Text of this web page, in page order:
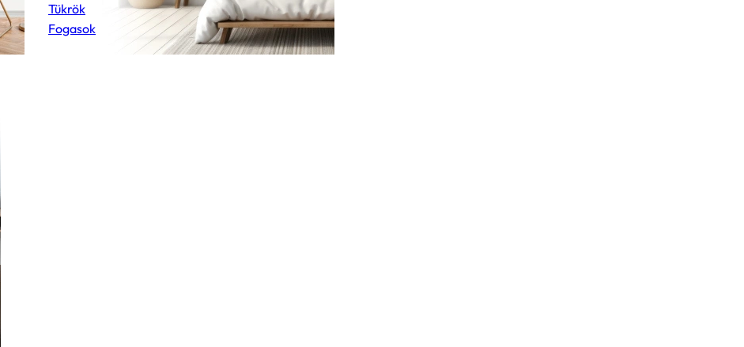
Tükrök
Fogasok